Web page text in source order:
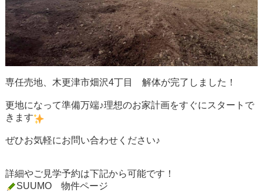
専任売地、木更津市畑沢4丁目 解体が完了しました！
更地になって準備万端♪理想のお家計画をすぐにスタートで
きます
ぜひお気軽にお問い合わせください♪
詳細やご見学予約は下記から可能です！
SUUMO 物件ページ